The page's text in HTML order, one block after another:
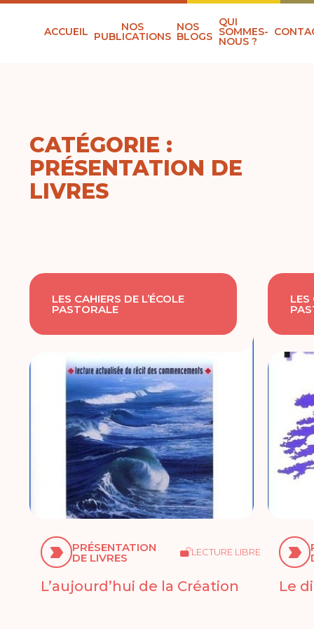
ACCUEIL NOS
PUBLICATIONS
NOS
BLOGS
QUI
SOMMES-
NOUS ?
CATÉGORIE :
PRÉSENTATION DE
LIVRES
LES CAHIERS DE L’ÉCOLE
PASTORALE
PRÉSENTATION
DE LIVRES LECTURE LIBRE
L’aujourd’hui de la Création
LES
Le